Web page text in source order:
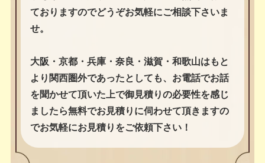
ておりますのでどうぞお気軽にご相談下さいま
せ。
大阪・京都・兵庫・奈良・滋賀・和歌山はもと
より関西圏外であったとしても、お電話でお話
を聞かせて頂いた上で御見積りの必要性を感じ
ましたら無料でお見積りに伺わせて頂きますの
でお気軽にお見積りをご依頼下さい！